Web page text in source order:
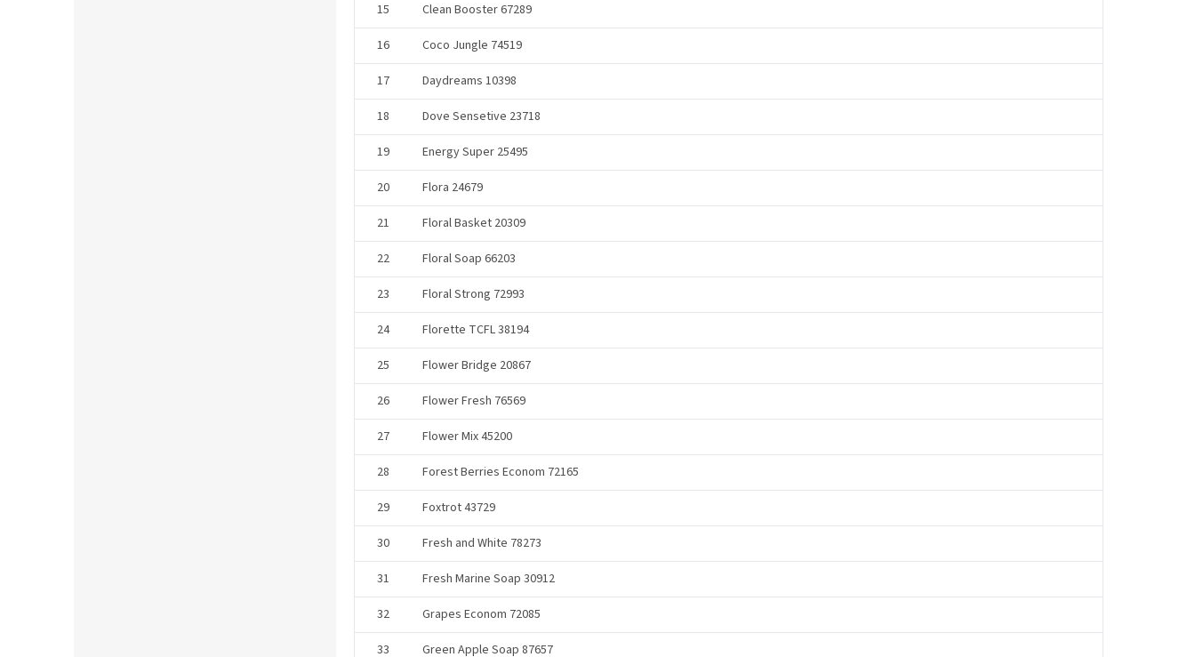
15
Clean Booster 67289
16
Coco Jungle 74519
17
Daydreams 10398
18
Dove Sensetive 23718
19
Energy Super 25495
20
Flora 24679
21
Floral Basket 20309
22
Floral Soap 66203
23
Floral Strong 72993
24
Florette TCFL 38194
25
Flower Bridge 20867
26
Flower Fresh 76569
27
Flower Mix 45200
28
Forest Berries Econom 72165
29
Foxtrot 43729
30
Fresh and White 78273
31
Fresh Marine Soap 30912
32
Grapes Econom 72085
33
Green Apple Soap 87657